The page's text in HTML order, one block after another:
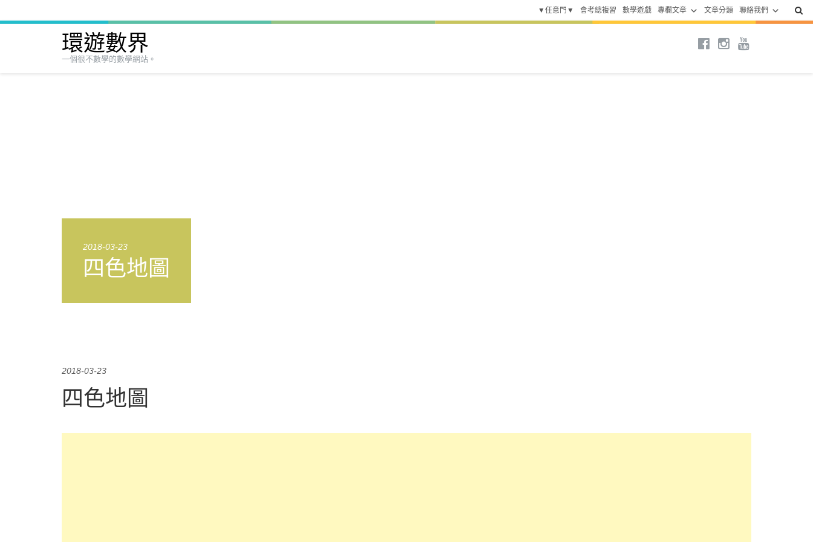
▼任意門▼ 會考總複習 數學遊戲 專欄文章 文章分類 聯絡我們
環遊數界
一個很不數學的數學網站。
2018-03-23
四色地圖
2018-03-23
四色地圖